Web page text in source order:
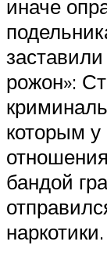
иначе
рожон»:
которым у
бандой
наркотики.